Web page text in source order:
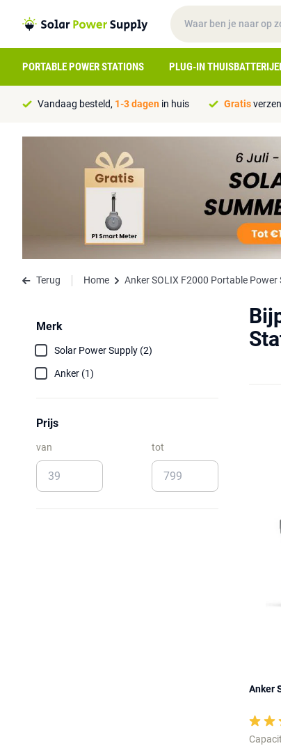
PORTABLE POWER STATIONS PLUG-IN
Vandaag besteld, 1-3 dagen in huis Gratis
Terug Home Anker SOLIX F2000 Portable
Merk
Solar Power Supply (2)
Anker (1)
Prijs
van tot
Anker